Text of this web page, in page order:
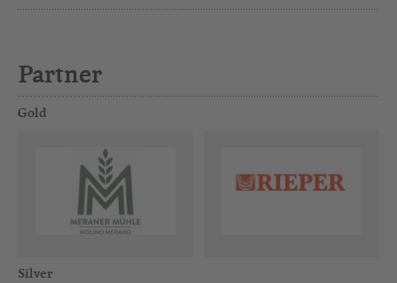
Partner
Gold
Silver